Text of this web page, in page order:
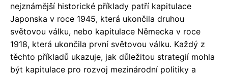
nejznámější historické příklady patří kapitulace
Japonska v roce 1945, která ukončila druhou
světovou válku, nebo kapitulace Německa v roce
1918, která ukončila první světovou válku. Každý z
těchto příkladů ukazuje, jak důležitou strategií mohla
být kapitulace pro rozvoj mezinárodní politiky a